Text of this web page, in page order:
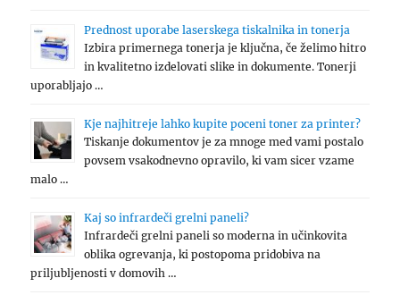
Prednost uporabe laserskega tiskalnika in tonerja
Izbira primernega tonerja je ključna, če želimo hitro
in kvalitetno izdelovati slike in dokumente. Tonerji
uporabljajo …
Kje najhitreje lahko kupite poceni toner za printer?
Tiskanje dokumentov je za mnoge med vami postalo
povsem vsakodnevno opravilo, ki vam sicer vzame
malo …
Kaj so infrardeči grelni paneli?
Infrardeči grelni paneli so moderna in učinkovita
oblika ogrevanja, ki postopoma pridobiva na
priljubljenosti v domovih …